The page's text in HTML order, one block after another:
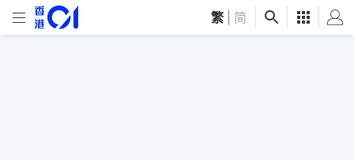
繁 简